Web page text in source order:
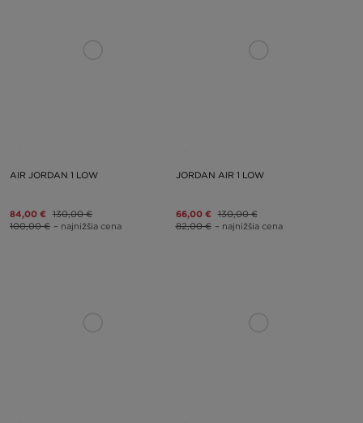
AIR JORDAN 1 LOW
84,00 € 130,00 €
100,00 € – najnižšia cena
JORDAN AIR 1 LOW
66,00 € 130,00 €
82,00 € – najnižšia cena